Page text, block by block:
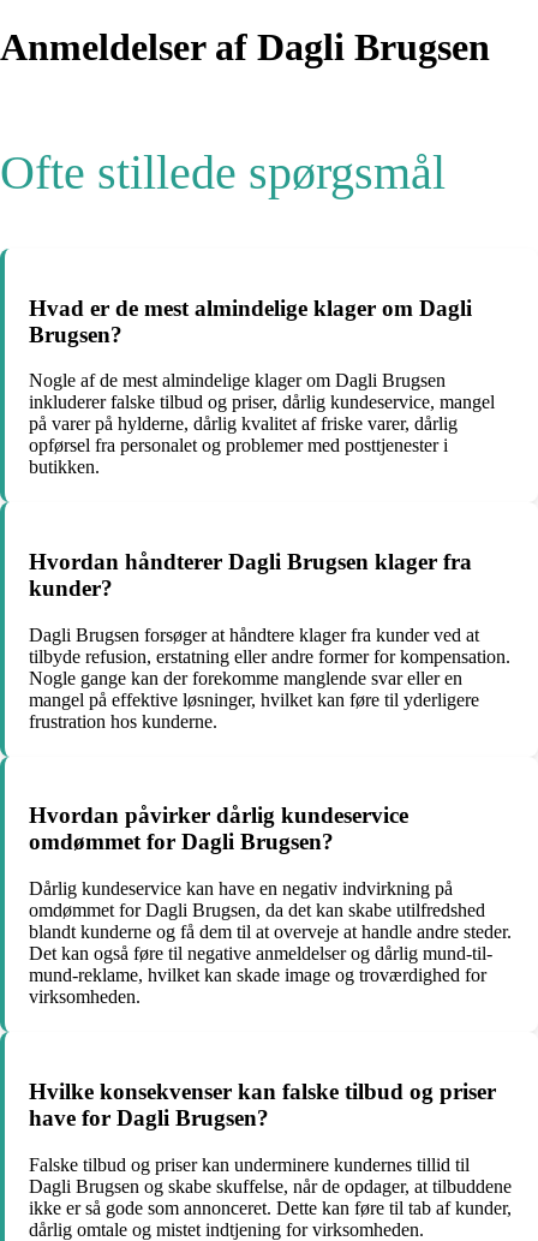
Anmeldelser af Dagli Brugsen
Ofte stillede spørgsmål
Hvad er de mest almindelige klager om Dagli
Brugsen?
Nogle af de mest almindelige klager om Dagli Brugsen
inkluderer falske tilbud og priser, dårlig kundeservice, mangel
på varer på hylderne, dårlig kvalitet af friske varer, dårlig
opførsel fra personalet og problemer med posttjenester i
butikken.
Hvordan håndterer Dagli Brugsen klager fra
kunder?
Dagli Brugsen forsøger at håndtere klager fra kunder ved at
tilbyde refusion, erstatning eller andre former for kompensation.
Nogle gange kan der forekomme manglende svar eller en
mangel på effektive løsninger, hvilket kan føre til yderligere
frustration hos kunderne.
Hvordan påvirker dårlig kundeservice
omdømmet for Dagli Brugsen?
Dårlig kundeservice kan have en negativ indvirkning på
omdømmet for Dagli Brugsen, da det kan skabe utilfredshed
blandt kunderne og få dem til at overveje at handle andre steder.
Det kan også føre til negative anmeldelser og dårlig mund-til-
mund-reklame, hvilket kan skade image og troværdighed for
virksomheden.
Hvilke konsekvenser kan falske tilbud og priser
have for Dagli Brugsen?
Falske tilbud og priser kan underminere kundernes tillid til
Dagli Brugsen og skabe skuffelse, når de opdager, at tilbuddene
ikke er så gode som annonceret. Dette kan føre til tab af kunder,
dårlig omtale og mistet indtjening for virksomheden.